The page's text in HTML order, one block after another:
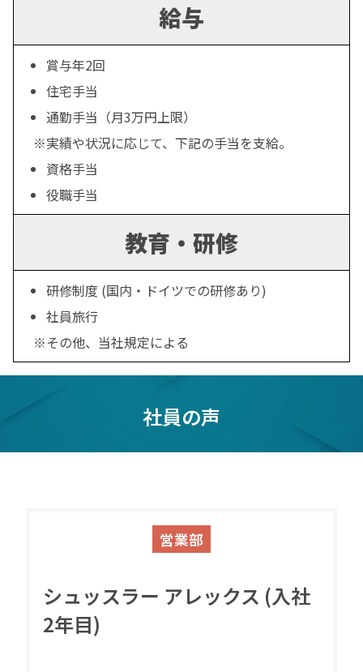
給与
賞与年2回
住宅手当
通勤手当（月3万円上限）
実績や状況に応じて、下記の手当を支給。
資格手当
役職手当
教育・研修
研修制度 (国内・ドイツでの研修あり)
社員旅行
その他、当社規定による
社員の声
営業部
シュッスラー アレックス (入社
2年目)